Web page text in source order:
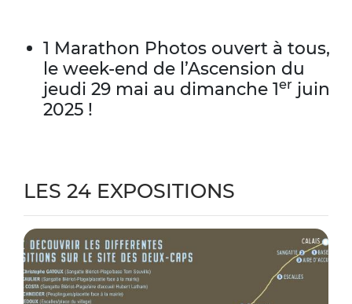
1 Marathon Photos ouvert à tous,
le week-end de l’Ascension du
jeudi 29 mai au dimanche 1er juin
2025 !
LES 24 EXPOSITIONS